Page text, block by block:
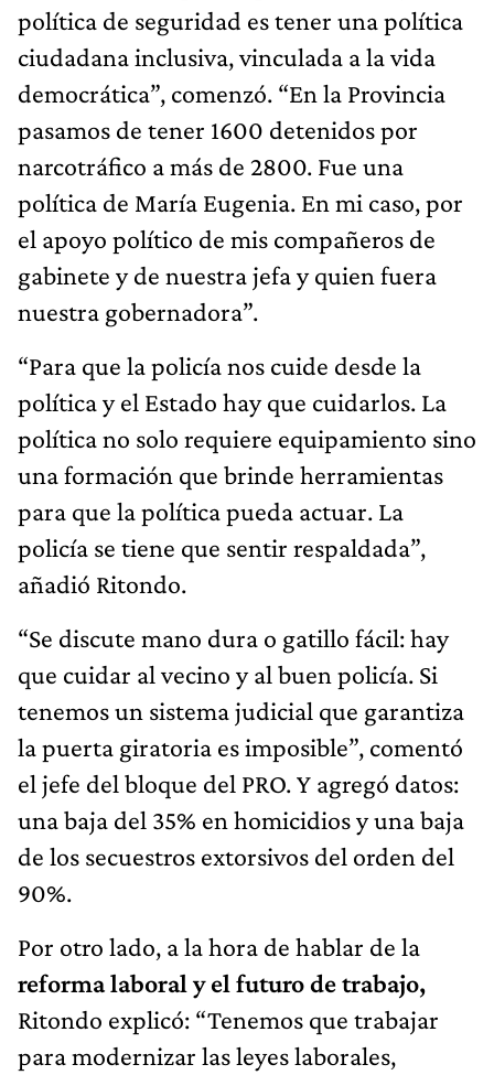
política de seguridad es tener una política
ciudadana inclusiva, vinculada a la vida
democrática”, comenzó. “En la Provincia
pasamos de tener 1600 detenidos por
narcotráfico a más de 2800. Fue una
política de María Eugenia. En mi caso, por
el apoyo político de mis compañeros de
gabinete y de nuestra jefa y quien fuera
nuestra gobernadora”.
“Para que la policía nos cuide desde la
política y el Estado hay que cuidarlos. La
política no solo requiere equipamiento sino
una formación que brinde herramientas
para que la política pueda actuar. La
policía se tiene que sentir respaldada”,
añadió Ritondo.
“Se discute mano dura o gatillo fácil: hay
que cuidar al vecino y al buen policía. Si
tenemos un sistema judicial que garantiza
la puerta giratoria es imposible”, comentó
el jefe del bloque del PRO. Y agregó datos:
una baja del 35% en homicidios y una baja
de los secuestros extorsivos del orden del
90%.
Por otro lado, a la hora de hablar de la
reforma laboral y el futuro de trabajo,
Ritondo explicó: “Tenemos que trabajar
para modernizar las leyes laborales,